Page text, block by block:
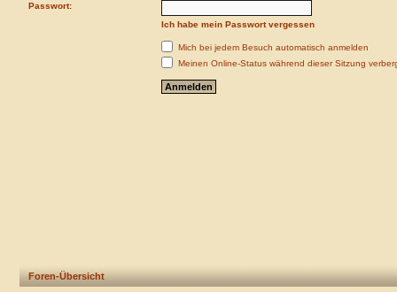
Passwort:
Ich habe mein Passwort vergessen
Mich bei jedem Besuch automatisch anmelden
Meinen Online-Status während dieser Sitzung
Foren-Übersicht